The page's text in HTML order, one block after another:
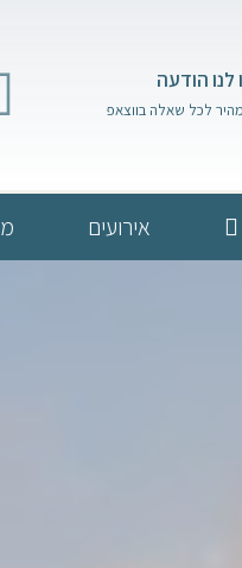
לנו הודעה
לכל שאלה בווצאפ
אירועים